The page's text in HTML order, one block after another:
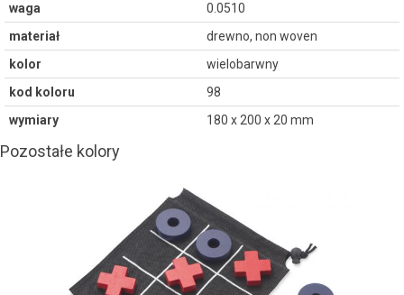
waga
0.0510
materiał
drewno, non woven
kolor
wielobarwny
kod koloru
98
wymiary
180 x 200 x 20 mm
Pozostałe kolory